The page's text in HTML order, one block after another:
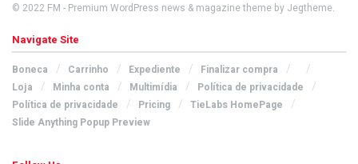
© 2022 FM - Premium WordPress news & magazine theme by Jegtheme.
Navigate Site
Boneca Carrinho Expediente
Finalizar compra
Loja
Minha conta Multimídia
Política de privacidade
Política de privacidade
Pricing
TieLabs HomePage
Slide Anything Popup Preview